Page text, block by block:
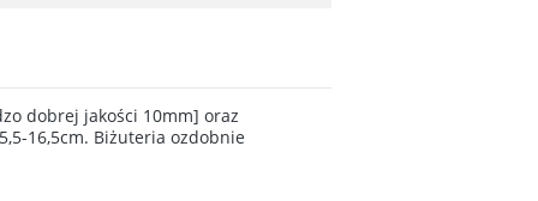
dobrej jakości 10mm] oraz
16,5cm. Biżuteria ozdobnie